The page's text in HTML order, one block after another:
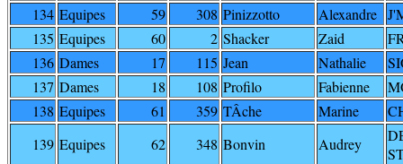
134 Equipes 59 308 Pinizzotto Alexandre
135 Equipes 60 2 Shacker Zaid
136 Dames 17 115 Jean Nathalie
137 Dames 18 108 Profilo Fabienne
138 Equipes 61 359 TÂche Marine
139 Equipes 62 348 Bonvin Audrey